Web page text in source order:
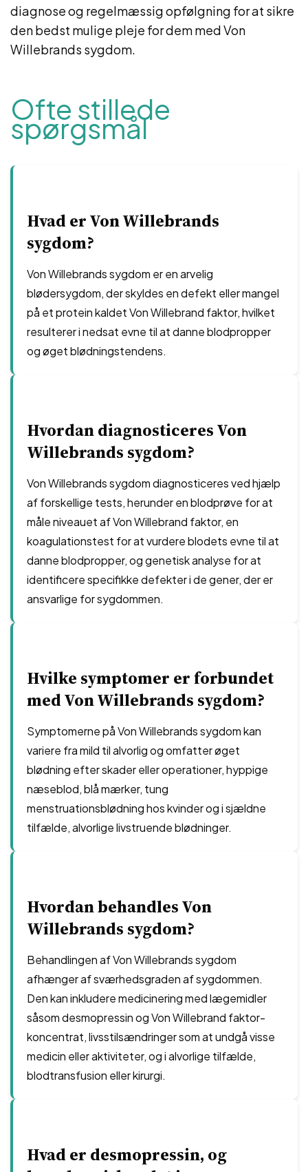
diagnose og regelmæssig opfølgning for at sikre
den bedst mulige pleje for dem med Von
Willebrands sygdom.
Ofte stillede
spørgsmål
Hvad er Von Willebrands
sygdom?
Von Willebrands sygdom er en arvelig
blødersygdom, der skyldes en defekt eller mangel
på et protein kaldet Von Willebrand faktor, hvilket
resulterer i nedsat evne til at danne blodpropper
og øget blødningstendens.
Hvordan diagnosticeres Von
Willebrands sygdom?
Von Willebrands sygdom diagnosticeres ved hjælp
af forskellige tests, herunder en blodprøve for at
måle niveauet af Von Willebrand faktor, en
koagulationstest for at vurdere blodets evne til at
danne blodpropper, og genetisk analyse for at
identificere specifikke defekter i de gener, der er
ansvarlige for sygdommen.
Hvilke symptomer er forbundet
med Von Willebrands sygdom?
Symptomerne på Von Willebrands sygdom kan
variere fra mild til alvorlig og omfatter øget
blødning efter skader eller operationer, hyppige
næseblod, blå mærker, tung
menstruationsblødning hos kvinder og i sjældne
tilfælde, alvorlige livstruende blødninger.
Hvordan behandles Von
Willebrands sygdom?
Behandlingen af Von Willebrands sygdom
afhænger af sværhedsgraden af sygdommen.
Den kan inkludere medicinering med lægemidler
såsom desmopressin og Von Willebrand faktor-
koncentrat, livsstilsændringer som at undgå visse
medicin eller aktiviteter, og i alvorlige tilfælde,
blodtransfusion eller kirurgi.
Hvad er desmopressin, og